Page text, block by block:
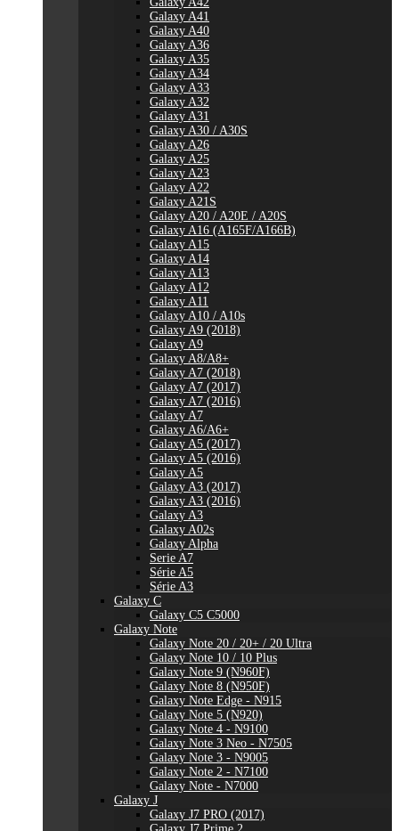
Galaxy A41
Galaxy A40
Galaxy A36
Galaxy A35
Galaxy A34
Galaxy A33
Galaxy A32
Galaxy A31
Galaxy A30 / A30S
Galaxy A26
Galaxy A25
Galaxy A23
Galaxy A22
Galaxy A21S
Galaxy A20 / A20E / A20S
Galaxy A16 (A165F/A166B)
Galaxy A15
Galaxy A14
Galaxy A13
Galaxy A12
Galaxy A11
Galaxy A10 / A10s
Galaxy A9 (2018)
Galaxy A9
Galaxy A8/A8+
Galaxy A7 (2018)
Galaxy A7 (2017)
Galaxy A7 (2016)
Galaxy A7
Galaxy A6/A6+
Galaxy A5 (2017)
Galaxy A5 (2016)
Galaxy A5
Galaxy A3 (2017)
Galaxy A3 (2016)
Galaxy A3
Galaxy A02s
Galaxy Alpha
Serie A7
Série A5
Série A3
Galaxy C
Galaxy C5 C5000
Galaxy Note
Galaxy Note 20 / 20+ / 20 Ultra
Galaxy Note 10 / 10 Plus
Galaxy Note 9 (N960F)
Galaxy Note 8 (N950F)
Galaxy Note Edge - N915
Galaxy Note 5 (N920)
Galaxy Note 4 - N9100
Galaxy Note 3 Neo - N7505
Galaxy Note 3 - N9005
Galaxy Note 2 - N7100
Galaxy Note - N7000
Galaxy J
Galaxy J7 PRO (2017)